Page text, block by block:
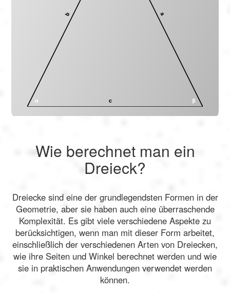
a
b
c
α β
Wie berechnet man ein
Dreieck?
Dreiecke sind eine der grundlegendsten Formen in der
Geometrie, aber sie haben auch eine überraschende
Komplexität. Es gibt viele verschiedene Aspekte zu
berücksichtigen, wenn man mit dieser Form arbeitet,
einschließlich der verschiedenen Arten von Dreiecken,
wie ihre Seiten und Winkel berechnet werden und wie
sie in praktischen Anwendungen verwendet werden
können.